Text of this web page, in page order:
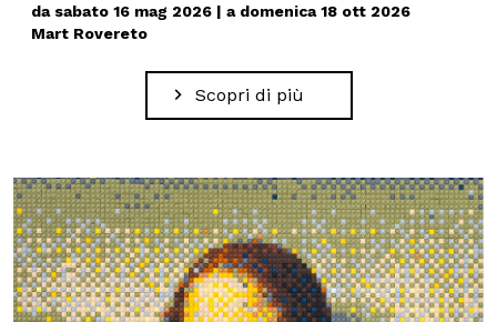
da sabato 16 mag 2026 | a domenica 18 ott 2026
Mart Rovereto
Scopri di più